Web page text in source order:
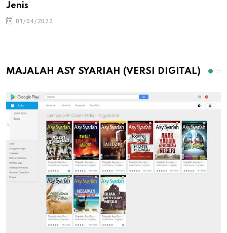
Jenis
01/04/2022
MAJALAH ASY SYARIAH (VERSI DIGITAL)